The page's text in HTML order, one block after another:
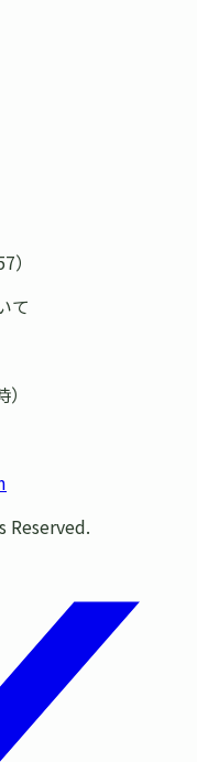
）
て
Reserved.